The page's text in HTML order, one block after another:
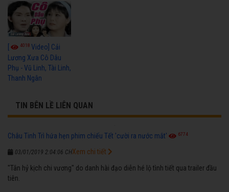
[ 4018 Video] Cải
Lương Xưa Cô Dâu
Phụ - Vũ Linh, Tài Linh,
Thanh Ngân
TIN BÊN LỀ LIÊN QUAN
Châu Tinh Trì hứa hẹn phim chiếu Tết 'cười ra nước mắt' 6774
03/01/2019 2:04:06 CH
"Tân hỷ kịch chi vương" do danh hài đạo diễn hé lộ tình tiết qua trailer đầu
tiên.
Xem chi tiết